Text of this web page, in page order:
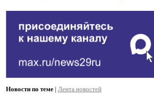
Новости по теме | Лента новостей